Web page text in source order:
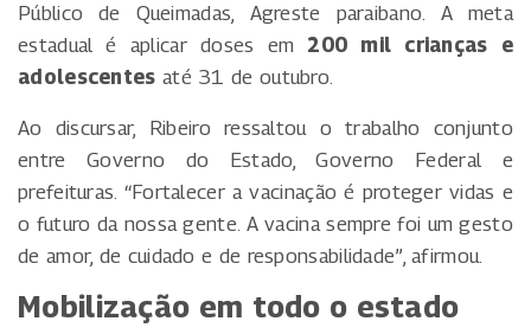
Público de Queimadas, Agreste paraibano. A meta
estadual é aplicar doses em 200 mil crianças e
adolescentes até 31 de outubro.
Ao discursar, Ribeiro ressaltou o trabalho conjunto
entre Governo do Estado, Governo Federal e
prefeituras. “Fortalecer a vacinação é proteger vidas e
o futuro da nossa gente. A vacina sempre foi um gesto
de amor, de cuidado e de responsabilidade”, afirmou.
Mobilização em todo o estado